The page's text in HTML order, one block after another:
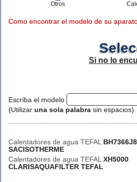
Otros
Como encontrar el modelo de su
Si no lo
Escriba el modelo
(Utilizar una sola palabra sin espacios)
Calentadores de agua TEFAL BH7366J8
SACISOTHERME
Calentadores de agua TEFAL XH5000
CLARISAQUAFILTER TEFAL